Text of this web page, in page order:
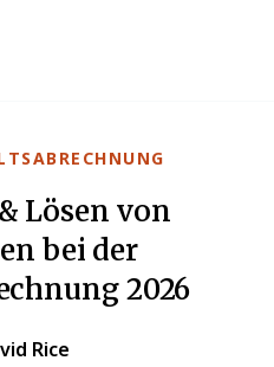
Lösen von
bei der
2026
Rice